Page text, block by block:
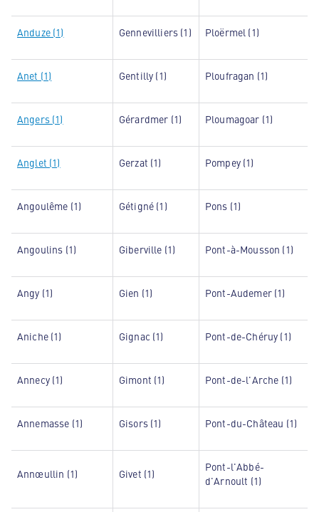
Anduze (1) Gennevilliers (1) Ploërmel (1)
Anet (1) Gentilly (1) Ploufragan (1)
Angers (1) Gérardmer (1) Ploumagoar (1)
Anglet (1) Gerzat (1) Pompey (1)
Angoulême (1) Gétigné (1) Pons (1)
Angoulins (1) Giberville (1) Pont-à-Mousson (1)
Angy (1) Gien (1) Pont-Audemer (1)
Aniche (1) Gignac (1) Pont-de-Chéruy (1)
Annecy (1) Gimont (1) Pont-de-l'Arche (1)
Annemasse (1) Gisors (1) Pont-du-Château (1)
Annœullin (1) Givet (1)
Pont-l'Abbé-
d'Arnoult (1)